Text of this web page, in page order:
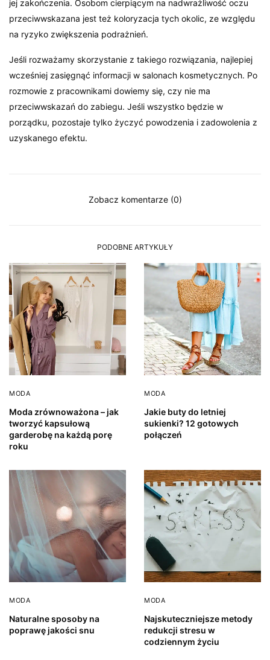
jej zakończenia. Osobom cierpiącym na nadwrażliwość oczu
przeciwwskazana jest też koloryzacja tych okolic, ze względu
na ryzyko zwiększenia podrażnień.
Jeśli rozważamy skorzystanie z takiego rozwiązania, najlepiej
wcześniej zasięgnąć informacji w salonach kosmetycznych. Po
rozmowie z pracownikami dowiemy się, czy nie ma
przeciwwskazań do zabiegu. Jeśli wszystko będzie w
porządku, pozostaje tylko życzyć powodzenia i zadowolenia z
uzyskanego efektu.
Zobacz komentarze (0)
PODOBNE ARTYKUŁY
MODA
Moda zrównoważona – jak
tworzyć kapsułową
garderobę na każdą porę
roku
MODA
Jakie buty do letniej
sukienki? 12 gotowych
połączeń
MODA
Naturalne sposoby na
poprawę jakości snu
MODA
Najskuteczniejsze metody
redukcji stresu w
codziennym życiu